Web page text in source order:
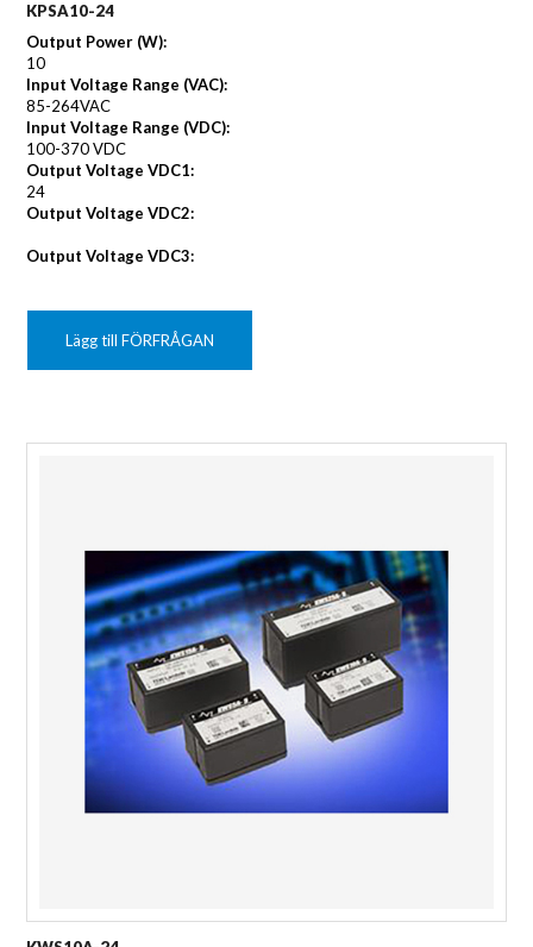
KPSA10-24
Output Power (W):
10
Input Voltage Range (VAC):
85-264VAC
Input Voltage Range (VDC):
100-370 VDC
Output Voltage VDC1:
24
Output Voltage VDC2:
Output Voltage VDC3:
Lägg till FÖRFRÅGAN